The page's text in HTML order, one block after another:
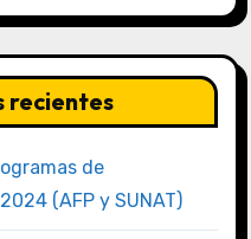
recientes
de
(AFP y SUNAT)